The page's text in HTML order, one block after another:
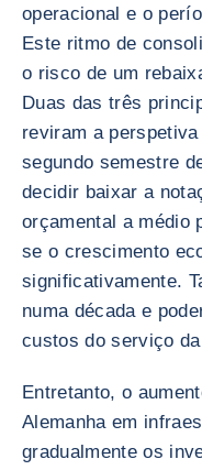
operacional e o
Este ritmo de
o risco de um
Duas das três
reviram a
segundo semestre
decidir baixar a
orçamental a médio
se o crescimento
significativamente.
numa década e
custos do serviço
Entretanto, o
Alemanha em
gradualmente os